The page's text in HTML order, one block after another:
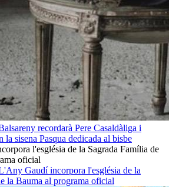
recordarà Pere Casaldàliga i
la sisena Pasqua dedicada al bisbe
Gaudí incorpora l'església de la
la Bauma al programa oficial